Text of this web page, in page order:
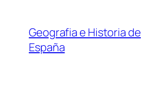
contenido
Geografia e Historia de
España